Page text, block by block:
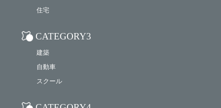
住宅
CATEGORY3
建築
自動車
スクール